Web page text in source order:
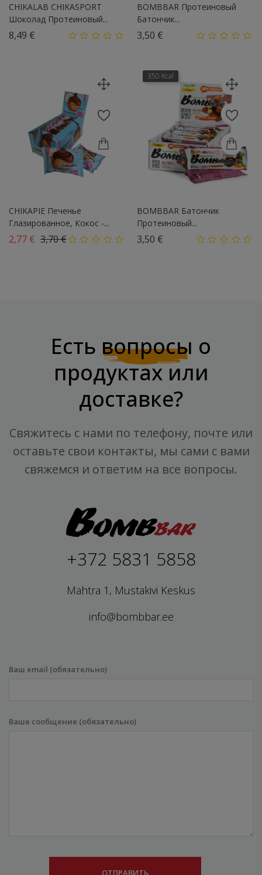
CHIKALAB CHIKASPORT
Шоколад Протеиновый...
8,49 €
BOMBBAR Протеиновый
Батончик...
3,50 €
CHIKAPIE Печенье
Глазированное, Кокос -...
2,77 € Базовая цена
3,70 €Цена
350 Kcal
BOMBBAR Батончик
Протеиновый...
3,50 €
Есть вопросы о
продуктах или
доставке?
Свяжитесь с нами по телефону, почте или
оставьте свои контакты, мы сами с вами
свяжемся и ответим на все вопросы.
+372 5831 5858
Mahtra 1, Mustakivi Keskus
info@bombbar.ee
Ваш email (обязательно)
Ваше сообщение (обязательно)